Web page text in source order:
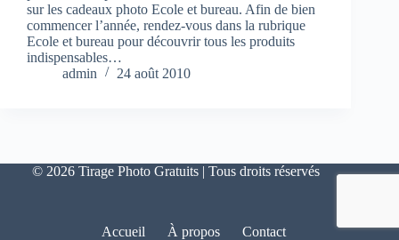
sur les cadeaux photo Ecole et bureau. Afin de bien
commencer l’année, rendez-vous dans la rubrique
Ecole et bureau pour découvrir tous les produits
indispensables…
admin
24 août 2010
© 2026 Tirage Photo Gratuits | Tous droits réservés
Accueil À propos Contact